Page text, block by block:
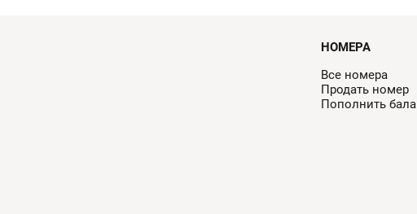
НОМЕРА
Все номера
Продать номер
Пополнить